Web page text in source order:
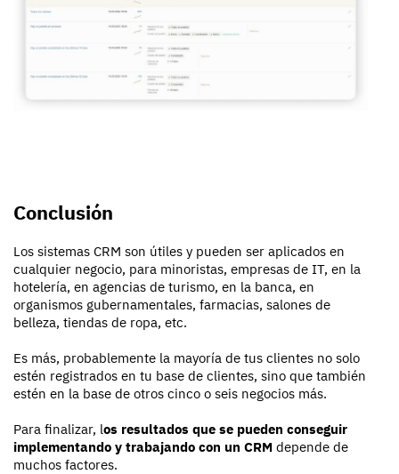
Conclusión
Los sistemas CRM son útiles y pueden ser aplicados en
cualquier negocio, para minoristas, empresas de IT, en la
hotelería, en agencias de turismo, en la banca, en
organismos gubernamentales, farmacias, salones de
belleza, tiendas de ropa, etc.
Es más, probablemente la mayoría de tus clientes no solo
estén registrados en tu base de clientes, sino que también
estén en la base de otros cinco o seis negocios más.
Para finalizar, los resultados que se pueden conseguir
implementando y trabajando con un CRM depende de
muchos factores.